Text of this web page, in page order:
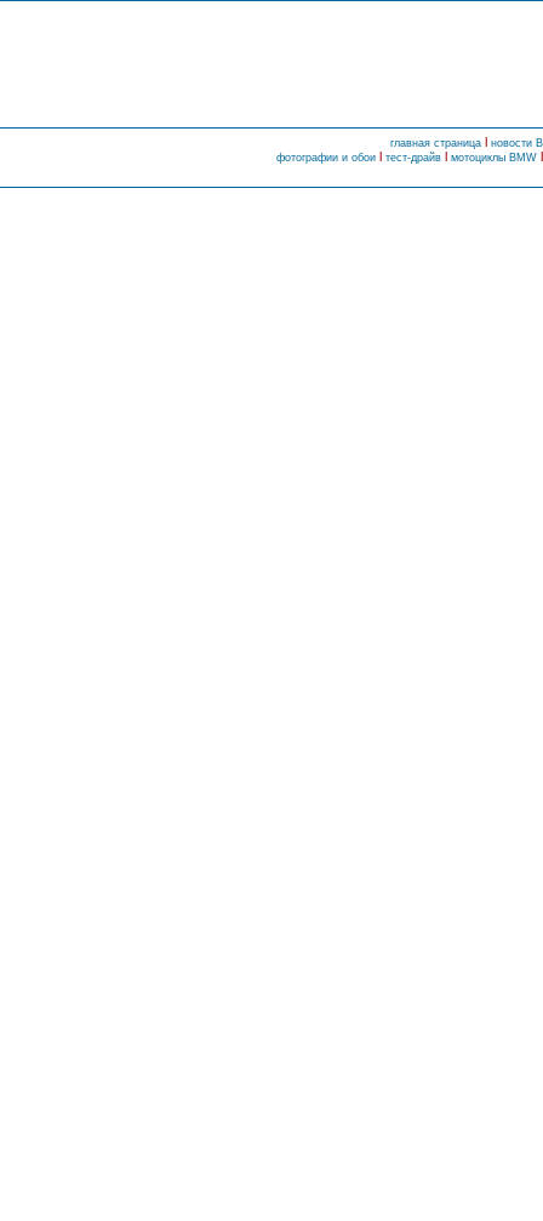
главная страница l новости
фотографии и обои l тест-драйвl мотоциклы BMW